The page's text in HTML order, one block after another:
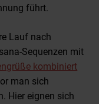
führt.
Lauf nach
Sequenzen mit
kombiniert
man sich
Hier eignen sich